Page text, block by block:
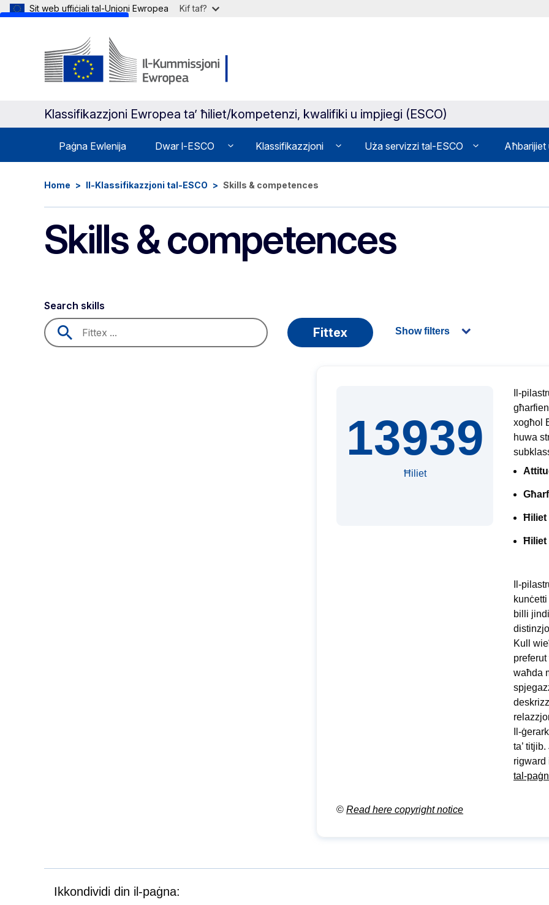
Sit web uffiċjali tal-Unjoni Ewropea Kif taf?
Klassifikazzjoni Ewropea ta’ ħiliet/kompetenzi, kwalifiki u impjiegi (ESCO)
Paġna Ewlenija Dwar l-ESCO Klassifikazzjoni Uża servizzi tal-ESCO Aħbarijiet
Home Il-Klassifikazzjoni tal-ESCO Skills & competences
Skills & competences
Search skills
Fittex Show filters
13939
Ħiliet
Il-
xogħol
huwa
Ħiliet
Ħiliet
Il-
billi
Kull
preferut
waħda
Il-
ta’
rigward
tal-
© Read here copyright notice
Ikkondividi din il-paġna: